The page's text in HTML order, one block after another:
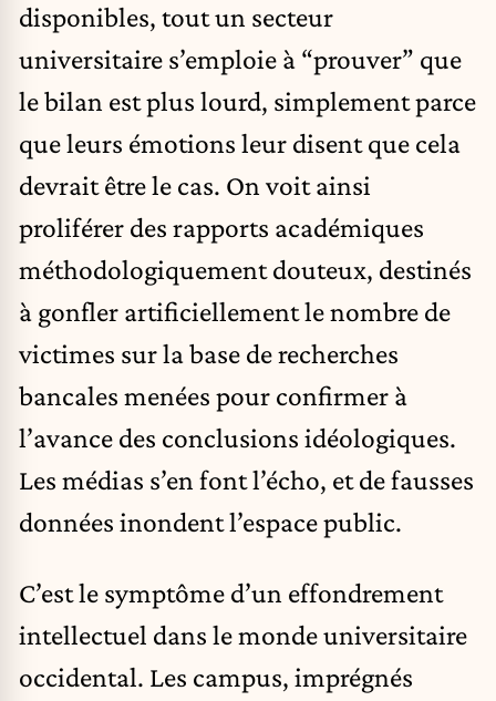
disponibles, tout un secteur
universitaire s’emploie à “prouver” que
le bilan est plus lourd, simplement parce
que leurs émotions leur disent que cela
devrait être le cas. On voit ainsi
proliférer des rapports académiques
méthodologiquement douteux, destinés
à gonfler artificiellement le nombre de
victimes sur la base de recherches
bancales menées pour confirmer à
l’avance des conclusions idéologiques.
Les médias s’en font l’écho, et de fausses
données inondent l’espace public.
C’est le symptôme d’un effondrement
intellectuel dans le monde universitaire
occidental. Les campus, imprégnés